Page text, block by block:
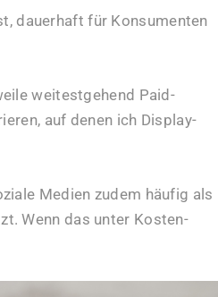
dauerhaft für Konsumenten
weitestgehend Paid-
auf denen ich Display-
Medien zudem häufig als
Wenn das unter Kosten-